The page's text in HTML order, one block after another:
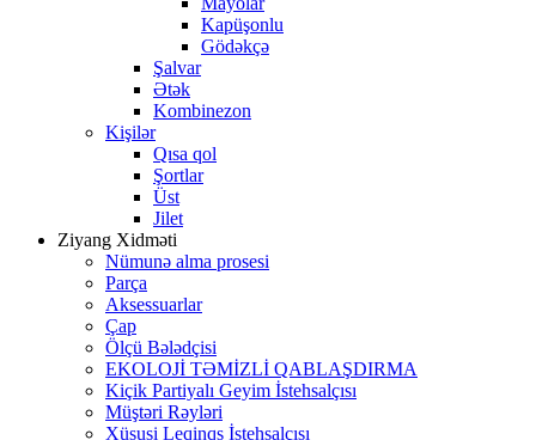
Kapüşonlu
Gödəkçə
Şalvar
Ətək
Kombinezon
Kişilər
Qısa qol
Şortlar
Üst
Jilet
Ziyang Xidməti
Nümunə alma prosesi
Parça
Aksessuarlar
Çap
Ölçü Bələdçisi
EKOLOJİ TƏMİZLİ QABLAŞDIRMA
Kiçik Partiyalı Geyim İstehsalçısı
Müştəri Rəyləri
Xüsusi Leqinqs İstehsalçısı